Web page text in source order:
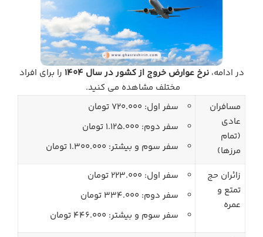
در ادامه، نرخ عوارض خروج از کشور در سال 1404
را برای افراد
مختلف مشاهده می کنید.
مسافران
عادی
(تمام
مرزها)
سفر اول: 720.000 تومان
سفر دوم: 1.125.000 تومان
سفر سوم و بیشتر: 1.300.000 تومان
زائران حج
تمتع و
عمره
سفر اول: 223.000 تومان
سفر دوم: 334.000 تومان
سفر سوم و بیشتر: 446.000 تومان